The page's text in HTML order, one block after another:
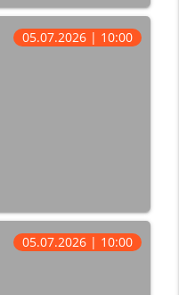
05.07.2026 | 10:00
05.07.2026 | 10:00